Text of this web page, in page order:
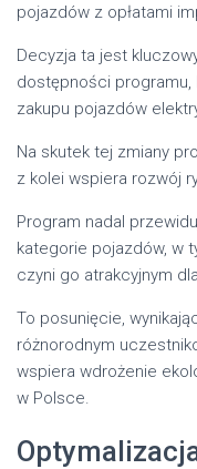
pojazdów z opłatami
Decyzja ta jest
dostępności
zakupu pojazdów
Na skutek tej zmiany
z kolei wspiera rozwój
Program nadal
kategorie pojazdów, w
czyni go atrakcyjnym
To posunięcie,
różnorodnym
wspiera wdrożenie
w Polsce.